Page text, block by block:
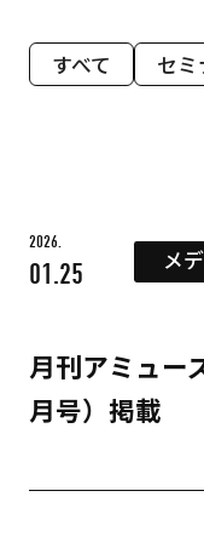
すべて セミ
2026.
01.25 メ
月刊アミュー
月号）掲載